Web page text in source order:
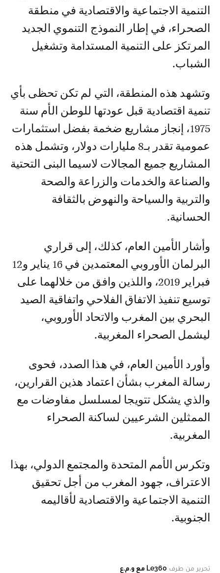
التنمية الاجتماعية والاقتصادية في منطقة
الصحراء، في إطار النموذج التنموي الجديد
المرتكز على التنمية المستدامة وتشغيل
الشباب.
وتشهد هذه المنطقة، التي لم تكن تحظى بأي
تنمية اقتصادية قبل عودتها للوطن الأم سنة
1975، إنجاز مشاريع ضخمة بفضل استثمارات
عمومية تقدر بـ8 مليارات دولار، وتشمل هذه
المشاريع جميع المجالات لاسيما البنى التحتية
والصناعة والخدمات والزراعة والصحة
والتربية والسياحة والنهوض بالثقافة
الحسانية.
وأشار الأمين العام، كذلك، إلى قراري
البرلمان الأوروبي المعتمدين في 16 يناير و12
فبراير 2019، واللذين وافق من خلالهما على
توسيع تنفيذ الاتفاق الفلاحي واتفاقية الصيد
البحري بين المغرب والاتحاد الأوروبي،
ليشمل الصحراء المغربية.
وأورد الأمين العام، في هذا الصدد، فحوى
رسالة المغرب بشأن اعتماد هذين القرارين،
والذي يشكل تتويجا لمسلسل مفاوضات مع
الممثلين الشرعيين لساكنة الصحراء
المغربية.
وتكرس الأمم المتحدة والمجتمع الدولي، بهذا
الاعتراف، جهود المغرب من أجل تحقيق
التنمية الاجتماعية والاقتصادية لأقاليمه
الجنوبية.
تحرير من طرف Le360 مع و.م.ع